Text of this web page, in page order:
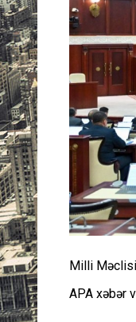
Milli
APA xəbər